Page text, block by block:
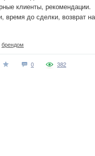
клиенты, рекомендации.
до сделки, возврат
брендом
0 382